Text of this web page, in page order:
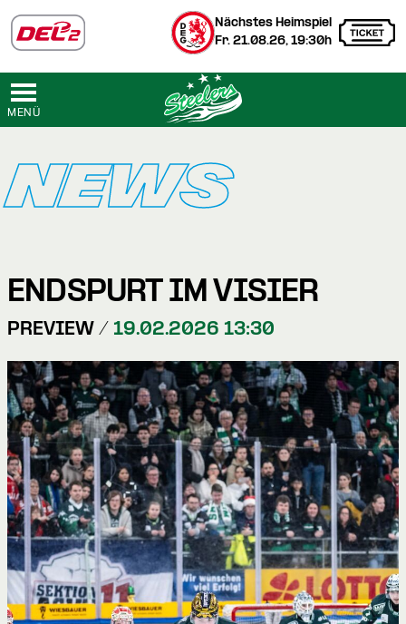
Nächstes Heimspiel
Fr. 21.08.26, 19:30h
MENÜ
NEWS
ENDSPURT IM VISIER
PREVIEW / 19.02.2026 13:30